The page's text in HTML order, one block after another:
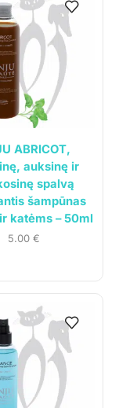
ABRICOT,
auksinę ir
spalvą
šampūnas
katėms – 50ml
5.00 €